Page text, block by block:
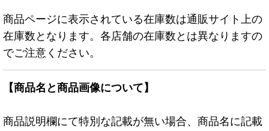
商品ページに表示されている在庫数は通販サイト上の
在庫数となります。各店舗の在庫数とは異なりますの
でご注意ください。
【商品名と商品画像について】
商品説明欄にて特別な記載が無い場合、商品名に記載